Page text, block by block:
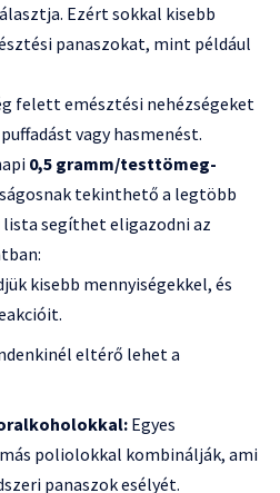
Ezért sokkal kisebb
panaszokat, mint például
felett emésztési nehézségeket
vagy hasmenést.
0,5 gramm/testtömeg-
tekinthető a legtöbb
lista segíthet eligazodni az
kisebb mennyiségekkel, és
eltérő lehet a
Egyes
poliolokkal kombinálják, ami
panaszok esélyét.